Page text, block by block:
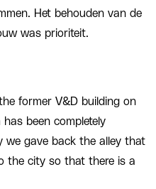
Het behouden van de
was prioriteit.
former V&D building on
been completely
we gave back the alley that
the city so that there is a